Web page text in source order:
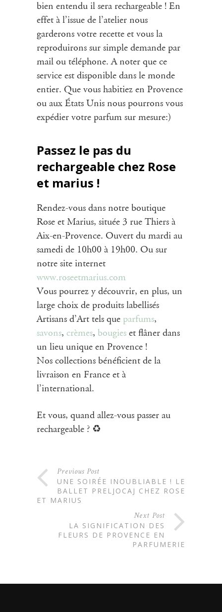
bien entendu il sera rechargeable ! En
effet à l’issue de l’atelier nous
garderons votre recette et vous la
reproduirons sur simple demande par
mail ou téléphone. A noter que ce
service est disponible dans le monde
entier. Que vous habitiez en Provence
ou aux États Unis nous pourrons vous
expédier votre parfum sur mesure:)
Passez le pas du
rechargeable chez Rose
et marius !
Rendez-vous dans notre boutique
Rose et Marius, située 3 rue Thiers à
Aix-en-Provence. Ouvert du mardi au
samedi de 10h00 à 19h00. Ou sur
notre site internet
www.roseetmarius.com
Vous pourrez y découvrir, en plus, un
large choix de produits labellisés
Artisans d’Art tels que parfums,
savons, crèmes, bougies et flâner dans
un lieu unique en Provence !
Nos collections bénéficient de la
livraison en France et à
l’international.
Et vous, quand allez-vous passer au
rechargeable ? ♻️
Previous Post
UNE SOIRÉE INOUBLIABLE ! LE
BALLET PRELJOCAJ CHEZ ROSE
ET MARIUS
Next Post
LA SIGNIFICATION DES
FLEURS DE PROVENCE EN
PARFUMERIE